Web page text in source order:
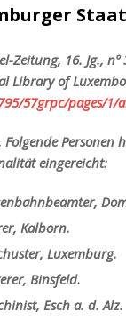
Zeitung, 16. Jg., nº
Library of
57grpc/pages/1/
eingereicht:
Kalborn.
Luxemburg.
Binsfeld.
Esch a. d. Alz.